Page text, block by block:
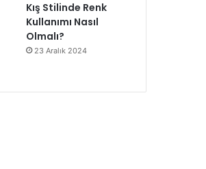
Kış Stilinde Renk
Kullanımı Nasıl
Olmalı?
23 Aralık 2024